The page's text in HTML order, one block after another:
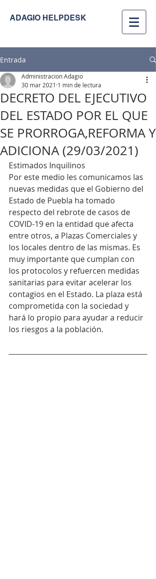
ADAGIO HELPDESK
Entrada
DECRETO DEL EJECUTIVO
DEL ESTADO POR EL QUE
SE PRORROGA,REFORMA Y
ADICIONA (29/03/2021)
Administracion Adagio
30 mar 2021 1 min de lectura
Estimados Inquilinos
Por este medio les comunicamos las
nuevas medidas que el Gobierno del
Estado de Puebla ha tomado
respecto del rebrote de casos de
COVID-19 en la entidad que afecta
entre otros, a Plazas Comerciales y
los locales dentro de las mismas. Es
muy importante que cumplan con
los protocolos y refuercen medidas
sanitarias para evitar acelerar los
contagios en el Estado. La plaza está
comprometida con la sociedad y
hará lo propio para ayudar a reducir
los riesgos a la población.